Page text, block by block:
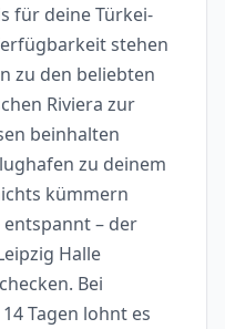
für deine Türkei-
stehen
zu den beliebten
Riviera zur
beinhalten
zu deinem
kümmern
entspannt – der
Halle
Bei
Tagen lohnt es